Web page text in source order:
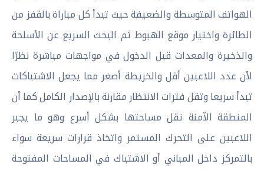
الهواتف المتوسطة والضعيفة حيث تبدأ كل مباراة بالقفز من
الطائرة واختيار موقع الهبوط ثم البحث السريع عن الأسلحة
والذخيرة والمعدات قبل الدخول في مواجهات مباشرة نظرًا
لأن عدد اللاعبين أقل والخريطة أصغر مما يجعل الاشتباكات
تبدأ سريعا وتقل فترات الانتظار مقارنة بالإصدار الكامل كما أن
المنطقة الآمنة تقل مساحتها بشكل أسرع وهو ما يجبر
اللاعبين على التحرك المستمر واتخاذ قرارات سريعة سواء
بالتمركز داخل المباني أو الاشتباك في المساحات المفتوحة